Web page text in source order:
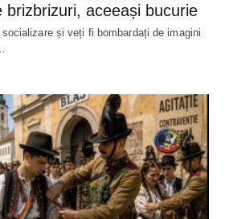
brizbrizuri, aceeași bucurie
și veți fi bombardați de imagini